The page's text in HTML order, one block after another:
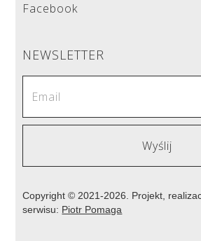
Facebook
NEWSLETTER
Copyright © 2021-2026. Projekt,
serwisu: Piotr Pomaga